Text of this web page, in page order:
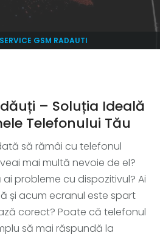
SERVICE GSM RADAUTI
– Soluția Ideală
Telefonului Tău
să rămâi cu telefonul
mai multă nevoie de el?
probleme cu dispozitivul? Ai
și acum ecranul este spart
corect? Poate că telefonul
să mai răspundă la